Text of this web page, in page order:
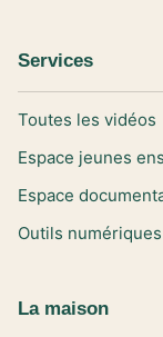
Services
Toutes les vidéos
Espace jeunes
Espace
Outils numériques
La maison